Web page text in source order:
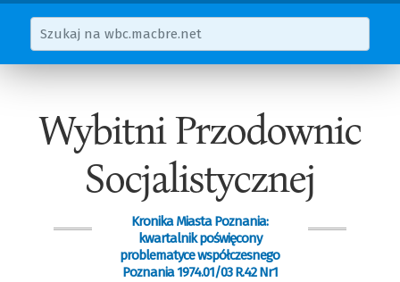
Wybitni Przodownic
Socjalistycznej
Kronika Miasta Poznania:
kwartalnik poświęcony
problematyce współczesnego
Poznania 1974.01/03 R.42 Nr1